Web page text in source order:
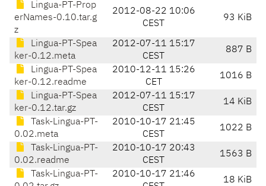
Lingua-PT-Prop
erNames-0.10.tar.g
z
2012-08-22 10:06
CEST
93 KiB
Lingua-PT-Spea
ker-0.12.meta
2012-07-11 15:17
CEST
887 B
Lingua-PT-Spea
ker-0.12.readme
2010-12-11 15:26
CET
1016 B
Lingua-PT-Spea
ker-0.12.tar.gz
2012-07-11 15:17
CEST
14 KiB
Task-Lingua-PT-
0.02.meta
2010-10-17 21:45
CEST
1022 B
Task-Lingua-PT-
0.02.readme
2010-10-17 20:43
CEST
1563 B
Task-Lingua-PT-
2010-10-17 21:46
18 KiB